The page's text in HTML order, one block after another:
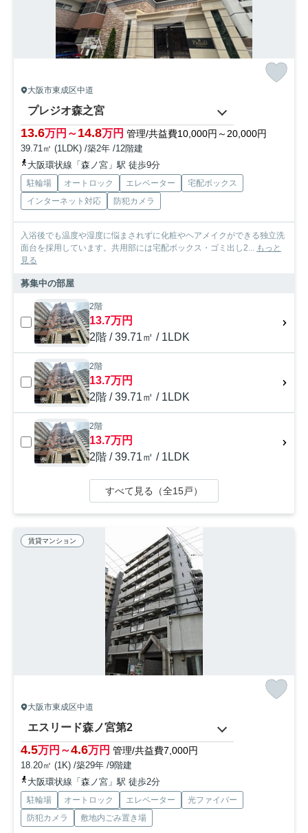
大阪市東成区中道
プレジオ森之宮
13.6万円～14.8万円 管理/共益費10,000円～20,000円
39.71㎡ (1LDK) /築2年 /12階建
大阪環状線「森ノ宮」駅 徒歩9分
駐輪場 オートロック エレベーター
宅配ボックス
インターネット対応
防犯カメラ
入浴後でも温度や湿度に悩まされずに化粧やヘアメイクができる独立洗
面台を採用しています。共用部には宅配ボックス・ゴミ出し2... もっと
見る
募集中の部屋
2階
13.7万円
2階 / 39.71㎡ / 1LDK
2階
13.7万円
2階 / 39.71㎡ / 1LDK
2階
13.7万円
2階 / 39.71㎡ / 1LDK
すべて見る（全15戸）
賃貸マンション
大阪市東成区中道
エスリード森ノ宮第2
4.5万円～4.6万円 管理/共益費7,000円
18.20㎡ (1K) /築29年 /9階建
大阪環状線「森ノ宮」駅 徒歩2分
駐輪場 オートロック エレベーター
光ファイバー
防犯カメラ
敷地内ごみ置き場